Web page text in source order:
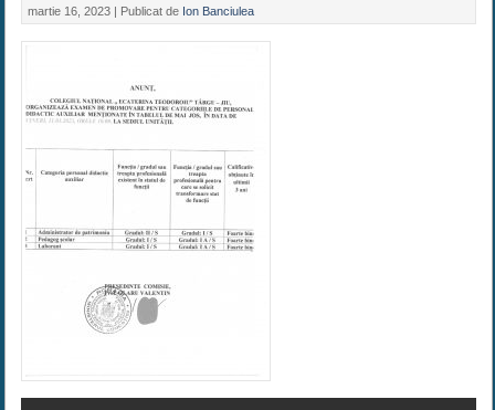
martie 16, 2023 | Publicat de Ion Banciulea